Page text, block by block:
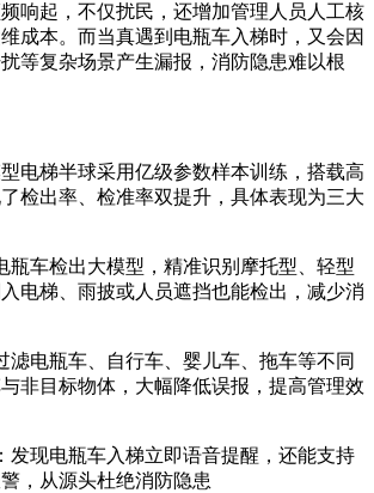
响起，不仅扰民，还增加管理人员人工核
成本。而当真遇到电瓶车入梯时，又会因
等复杂场景产生漏报，消防隐患难以根
电梯半球采用亿级参数样本训练，搭载高
检出率、检准率双提升，具体表现为三大
瓶车检出大模型，精准识别摩托型、轻型
电梯、雨披或人员遮挡也能检出，减少消
滤电瓶车、自行车、婴儿车、拖车等不同
非目标物体，大幅降低误报，提高管理效
发现电瓶车入梯立即语音提醒，还能支持
，从源头杜绝消防隐患